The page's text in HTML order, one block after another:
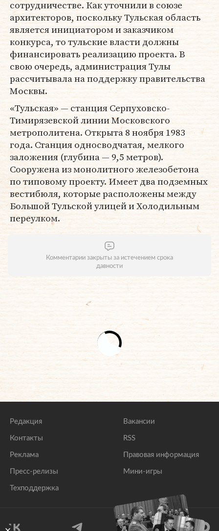
сотрудничестве. Как уточнили в союзе
архитекторов, поскольку Тульская область
является инициатором и заказчиком
конкурса, то тульские власти должны
финансировать реализацию проекта. В
свою очередь, администрация Тулы
рассчитывала на поддержку правительства
Москвы.
«Тульская» — станция Серпуховско-
Тимирязевской линии Московского
метрополитена. Открыта 8 ноября 1983
года. Станция односводчатая, мелкого
заложения (глубина — 9,5 метров).
Сооружена из монолитного железобетона
по типовому проекту. Имеет два подземных
вестибюля, которые расположены между
Большой Тульской улицей и Холодильным
переулком.
Комментарии закрыты за истечением срока
давности
Редакция
Контакты
Реклама
Пресс-релизы
Техподдержка
Вакансии
RSS
Правовая информация
Мини-игры